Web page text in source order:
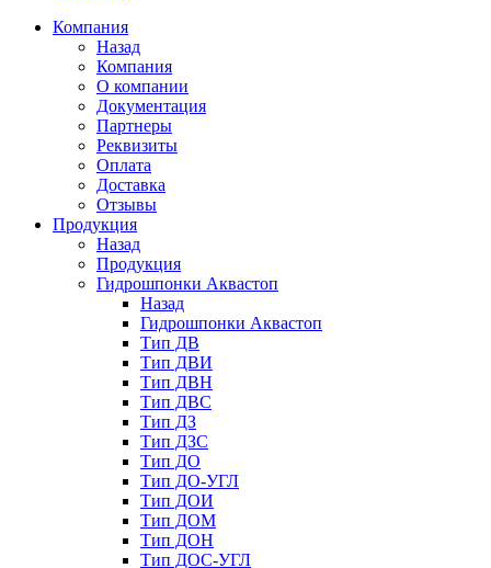
Компания
Назад
Компания
О компании
Документация
Партнеры
Реквизиты
Оплата
Доставка
Отзывы
Продукция
Назад
Продукция
Гидрошпонки Аквастоп
Назад
Гидрошпонки Аквастоп
Тип ДВ
Тип ДВИ
Тип ДВН
Тип ДВС
Тип ДЗ
Тип ДЗС
Тип ДО
Тип ДО-УГЛ
Тип ДОИ
Тип ДОМ
Тип ДОН
Тип ДОС-УГЛ